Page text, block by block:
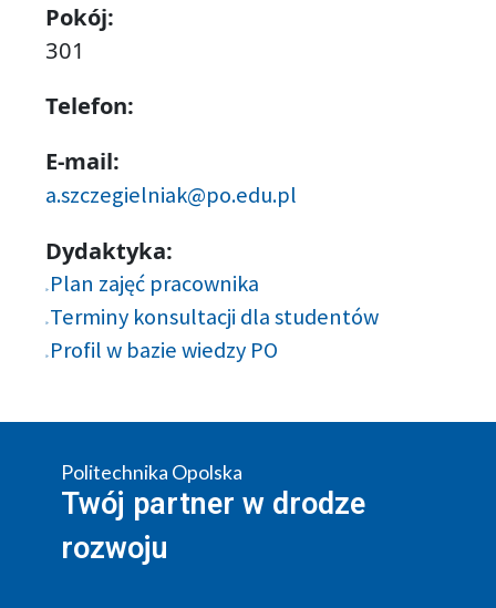
Pokój:
301
Telefon:
E-mail:
a.szczegielniak@po.edu.pl
Dydaktyka:
Plan zajęć pracownika
Terminy konsultacji dla studentów
Profil w bazie wiedzy PO
Politechnika Opolska
Twój partner w drodze
rozwoju